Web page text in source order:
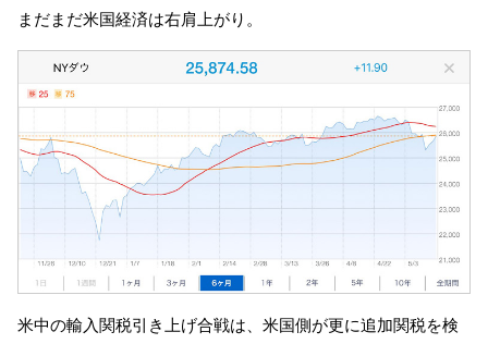
まだまだ米国経済は右肩上がり。
米中の輸入関税引き上げ合戦は、米国側が更に追加関税を検